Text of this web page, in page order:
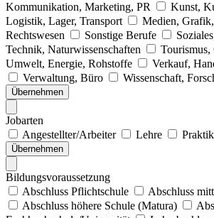
Kommunikation, Marketing, PR
Kunst,
Logistik, Lager, Transport
Medien,
Rechtswesen
Sonstige Berufe
Technik, Naturwissenschaften
Tourismus,
Umwelt, Energie, Rohstoffe
Verkauf,
Verwaltung, Büro
Wissenschaft,
Übernehmen
Jobarten
Angestellter/Arbeiter
Lehre
Übernehmen
Bildungsvoraussetzung
Abschluss Pflichtschule
Abschluss
Abschluss höhere Schule (Matura)